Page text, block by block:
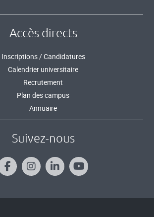
Accès directs
Inscriptions / Candidatures
Calendrier universitaire
Recrutement
Plan des campus
Annuaire
Suivez-nous